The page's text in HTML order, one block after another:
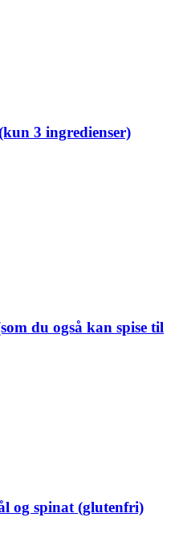
3 ingredienser)
du også kan spise til
og spinat (glutenfri)